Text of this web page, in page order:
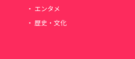
エンタメ
歴史・文化